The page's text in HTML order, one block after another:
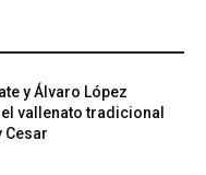
y Álvaro López
vallenato tradicional
Cesar